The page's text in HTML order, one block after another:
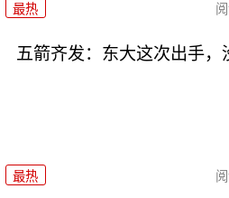
最热
五箭齐发：东大这次出手，
最热